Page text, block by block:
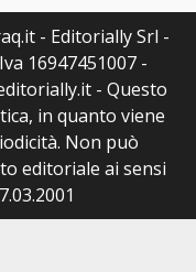
- Editorially Srl -
16947451007 -
- Questo
in quanto viene
Non può
editoriale ai sensi